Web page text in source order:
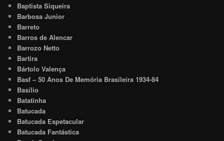
Baptista Siqueira
Barbosa Junior
Barreto
Barros de Alencar
Barrozo Netto
Bartira
Bártolo Valença
Basf – 50 Anos De Memória Brasileira 1934-84
Basílio
Batatinha
Batucada
Batucada Espetacular
Batucada Fantástica